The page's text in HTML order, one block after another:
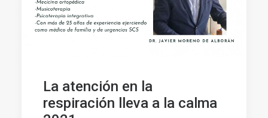
La atención en la
respiración lleva a la calma